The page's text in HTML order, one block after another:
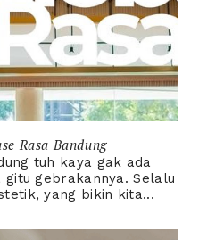
Rasa Bandung
tuh kaya gak ada
gitu gebrakannya. Selalu
yang bikin kita...